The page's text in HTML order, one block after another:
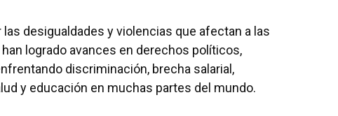
desigualdades y violencias que afectan a las
logrado avances en derechos políticos,
discriminación, brecha salarial,
y educación en muchas partes del mundo.